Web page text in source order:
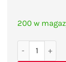
200 w
ilość Mikołaj